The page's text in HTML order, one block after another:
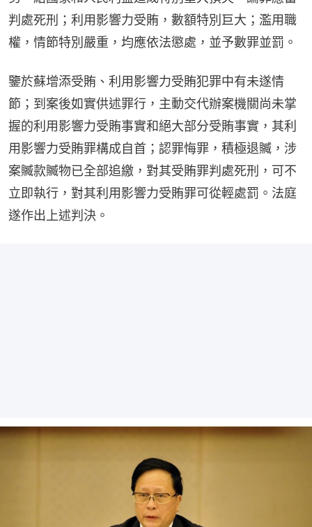
判處死刑；利用影響力受賄，數額特別巨大；濫用職
權，情節特別嚴重，均應依法懲處，並予數罪並罰。
鑒於蘇增添受賄、利用影響力受賄犯罪中有未遂情
節；到案後如實供述罪行，主動交代辦案機關尚未掌
握的利用影響力受賄事實和絕大部分受賄事實，其利
用影響力受賄罪構成自首；認罪悔罪，積極退贓，涉
案贓款贓物已全部追繳，對其受賄罪判處死刑，可不
立即執行，對其利用影響力受賄罪可從輕處罰。法庭
遂作出上述判決。